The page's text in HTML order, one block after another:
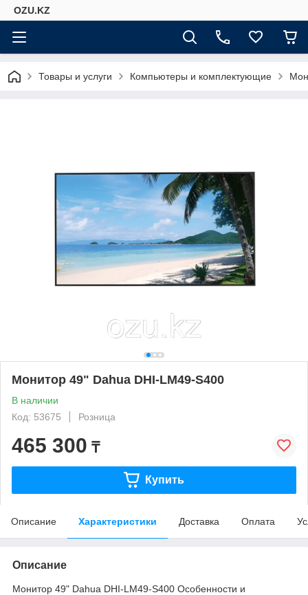
OZU.KZ
Товары и услуги Компьютеры и комплектующие
Монитор 49" Dahua DHI-LM49-S400
В наличии
Код: 53675
Розница
465 300 ₸
Купить
Описание Характеристики Доставка Оплата
Описание
Монитор 49" Dahua DHI-LM49-S400 Особенности и